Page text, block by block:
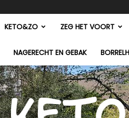
KETO&ZO ZEG HET VOORT
NAGERECHT EN GEBAK